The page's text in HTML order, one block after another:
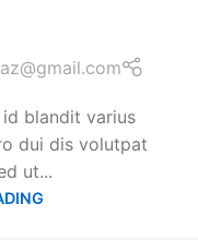
blandit varius
dui dis volutpat
ut...